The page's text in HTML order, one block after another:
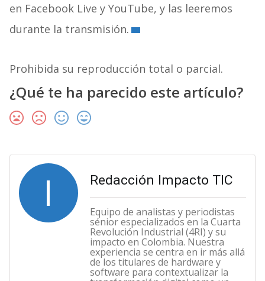
en Facebook Live y YouTube, y las leeremos
durante la transmisión.
Prohibida su reproducción total o parcial.
¿Qué te ha parecido este artículo?
I Redacción Impacto TIC
Equipo de analistas y periodistas
sénior especializados en la Cuarta
Revolución Industrial (4RI) y su
impacto en Colombia. Nuestra
experiencia se centra en ir más allá
de los titulares de hardware y
software para contextualizar la